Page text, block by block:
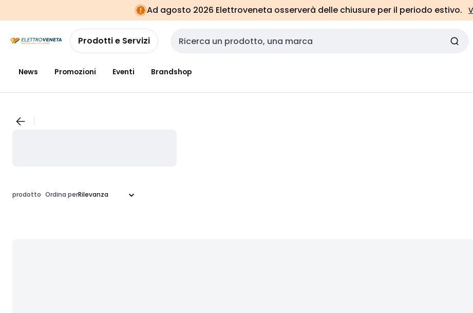
navigazionealla
pagina
Ad agosto 2026 Elettroveneta osserverà delle chiusure per il periodo estivo.
Prodotti e Servizi Cerca input
News Promozioni Eventi Brandshop
prodotto Ordina per